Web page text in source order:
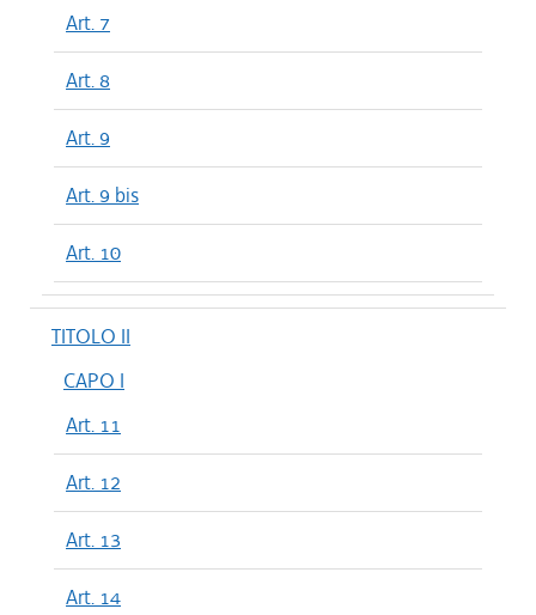
Art. 7
Art. 8
Art. 9
Art. 9 bis
Art. 10
TITOLO II
CAPO I
Art. 11
Art. 12
Art. 13
Art. 14